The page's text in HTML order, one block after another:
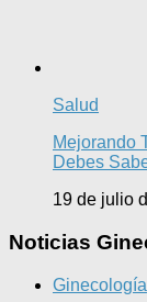
Salud
Mejorando
Debes
19 de julio
Noticias
Ginecología